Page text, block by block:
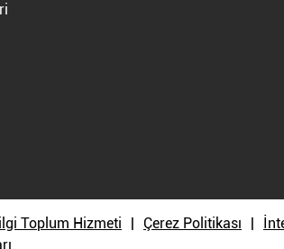
Toplum Hizmeti Çerez Politikası